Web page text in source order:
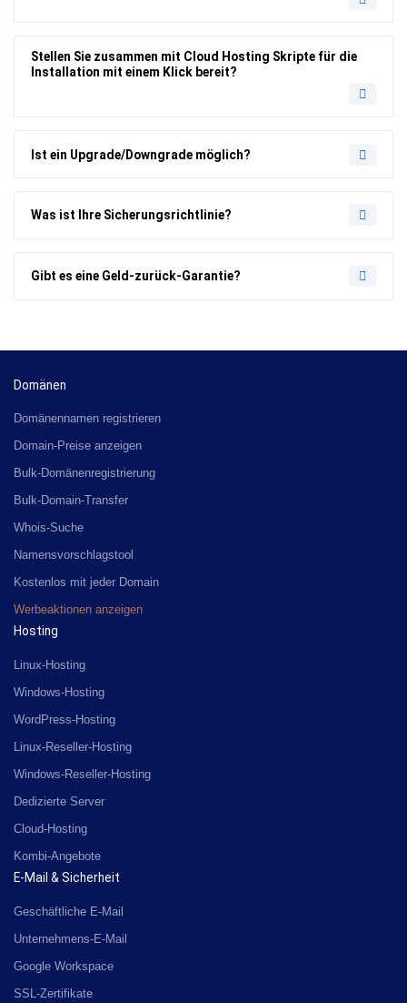
Stellen Sie zusammen mit Cloud Hosting Skripte für die
Installation mit einem Klick bereit?
Ist ein Upgrade/Downgrade möglich?
Was ist Ihre Sicherungsrichtlinie?
Gibt es eine Geld-zurück-Garantie?
Domänen
Domänennamen registrieren
Domain-Preise anzeigen
Bulk-Domänenregistrierung
Bulk-Domain-Transfer
Whois-Suche
Namensvorschlagstool
Kostenlos mit jeder Domain
Werbeaktionen anzeigen
Hosting
Linux-Hosting
Windows-Hosting
WordPress-Hosting
Linux-Reseller-Hosting
Windows-Reseller-Hosting
Dedizierte Server
Cloud-Hosting
Kombi-Angebote
E-Mail & Sicherheit
Geschäftliche E-Mail
Unternehmens-E-Mail
Google Workspace
SSL-Zertifikate